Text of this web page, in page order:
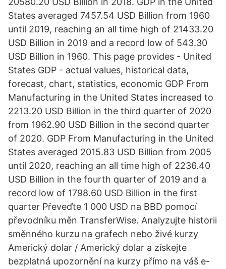
States averaged 7457.54 USD Billion from 1960
until 2019, reaching an all time high of 21433.20
USD Billion in 2019 and a record low of 543.30
USD Billion in 1960. This page provides - United
States GDP - actual values, historical data,
forecast, chart, statistics, economic GDP From
Manufacturing in the United States increased to
2213.20 USD Billion in the third quarter of 2020
from 1962.90 USD Billion in the second quarter
of 2020. GDP From Manufacturing in the United
States averaged 2015.83 USD Billion from 2005
until 2020, reaching an all time high of 2236.40
USD Billion in the fourth quarter of 2019 and a
record low of 1798.60 USD Billion in the first
quarter Převeďte 1 000 USD na BBD pomocí
převodníku měn TransferWise. Analyzujte historii
směnného kurzu na grafech nebo živé kurzy
Americký dolar / Americký dolar a získejte
bezplatná upozornění na kurzy přímo na váš e-